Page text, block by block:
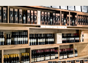
Salta
al
contenuto